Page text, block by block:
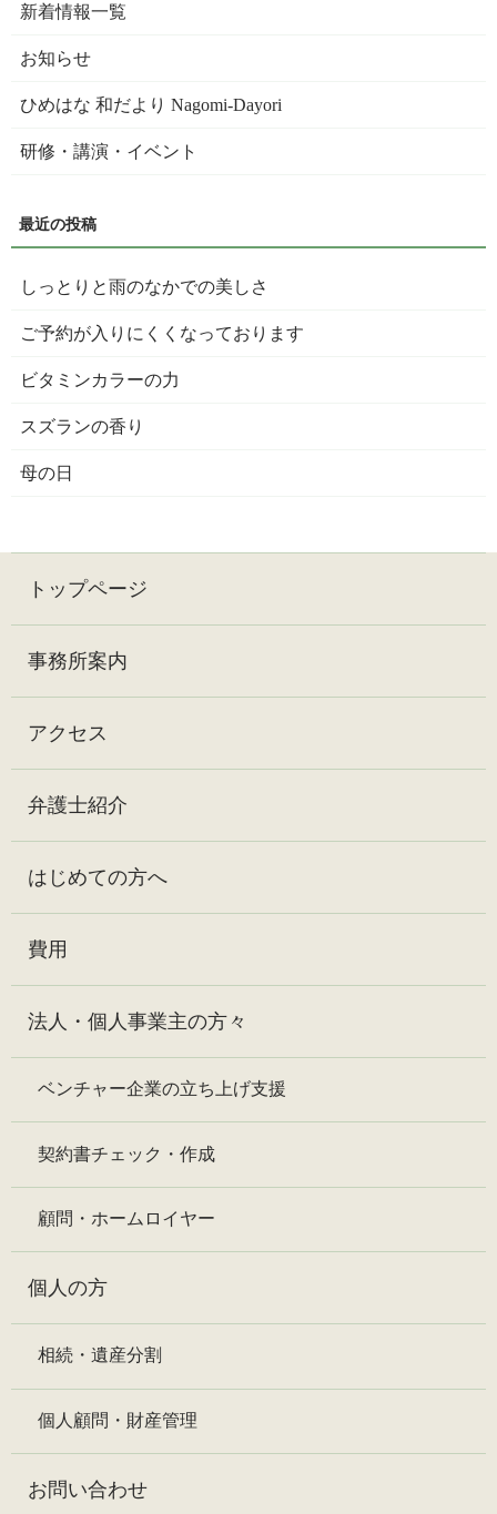
新着情報一覧
お知らせ
ひめはな 和だより Nagomi-Dayori
研修・講演・イベント
しっとりと雨のなかでの美しさ
ご予約が入りにくくなっております
ビタミンカラーの力
スズランの香り
母の日
トップページ
事務所案内
アクセス
弁護士紹介
はじめての方へ
費用
法人・個人事業主の方々
ベンチャー企業の立ち上げ支援
契約書チェック・作成
顧問・ホームロイヤー
個人の方
相続・遺産分割
個人顧問・財産管理
お問い合わせ